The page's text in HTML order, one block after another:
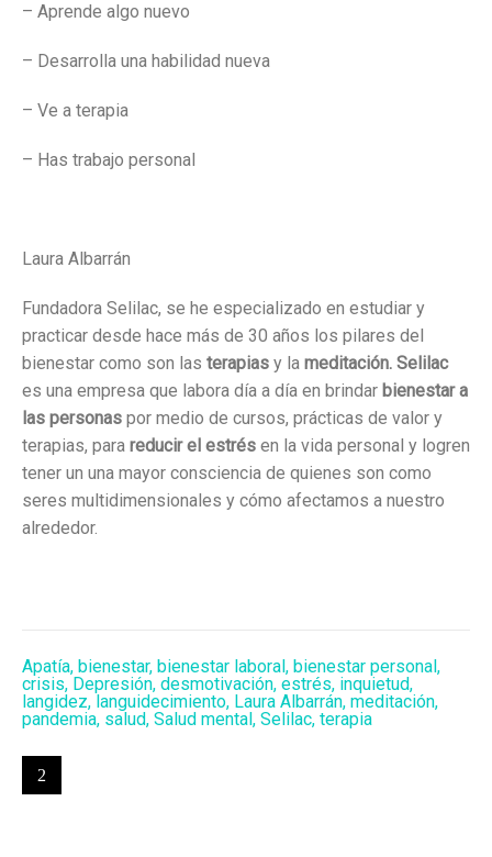
– Aprende algo nuevo
– Desarrolla una habilidad nueva
– Ve a terapia
– Has trabajo personal
Laura Albarrán
Fundadora Selilac, se he especializado en estudiar y
practicar desde hace más de 30 años los pilares del
bienestar como son las terapias y la meditación. Selilac
es una empresa que labora día a día en brindar bienestar a
las personas por medio de cursos, prácticas de valor y
terapias, para reducir el estrés en la vida personal y logren
tener un una mayor consciencia de quienes son como
seres multidimensionales y cómo afectamos a nuestro
alrededor.
Apatía, bienestar, bienestar laboral , bienestar personal ,
crisis, Depresión, desmotivación, estrés, inquietud,
langidez, languidecimiento, Laura Albarrán, meditación,
pandemia, salud, Salud mental , Selilac, terapia